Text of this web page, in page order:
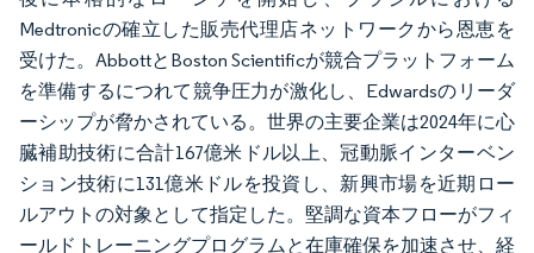
Medtronicの確立した販売代理店ネットワークから恩恵を
受けた。AbbottとBoston Scientificが競合プラットフォーム
を準備するにつれて競争圧力が激化し、Edwardsのリーダ
ーシップが脅かされている。世界の主要企業は2024年に心
臓補助技術に合計167億米ドル以上、冠動脈インターベン
ション技術に131億米ドルを投資し、新興市場を近期ロー
ルアウトの対象として指定した。堅調な資本フローがフィ
ールドトレーニングプログラムと在庫確保を加速させ、経